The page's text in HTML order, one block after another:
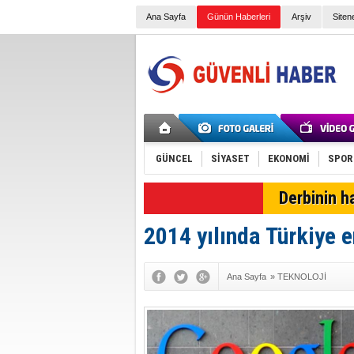
Ana Sayfa Günün Haberleri Arşiv
GÜNCEL SİYASET EKONOMİ SPOR
Derbinin
2014 yılında Türkiye
Ana Sayfa » TEKNOLOJİ